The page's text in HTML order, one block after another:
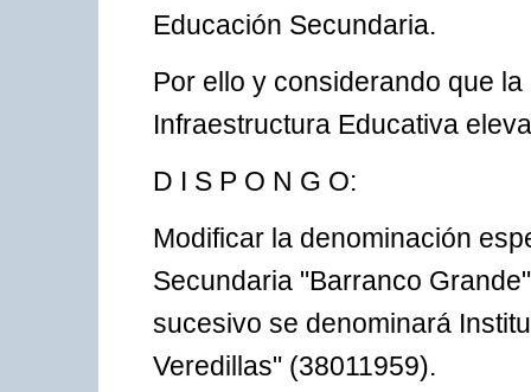
Educación Secundaria.
Por ello y considerando que
Infraestructura Educativa
D I S P O N G O:
Modificar la denominación
Secundaria "Barranco
sucesivo se denominará
Veredillas" (38011959).